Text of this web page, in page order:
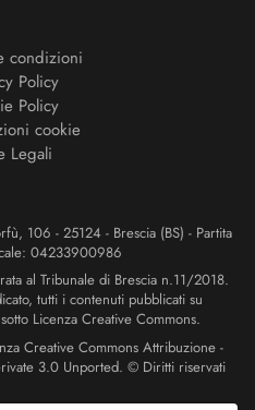
condizioni
Policy
Policy
cookie
Legali
106 - 25124 - Brescia (BS) - Partita
04233900986
al Tribunale di Brescia n.11/2018.
tutti i contenuti pubblicati su
Licenza Creative Commons.
Creative Commons Attribuzione -
3.0 Unported. © Diritti riservati